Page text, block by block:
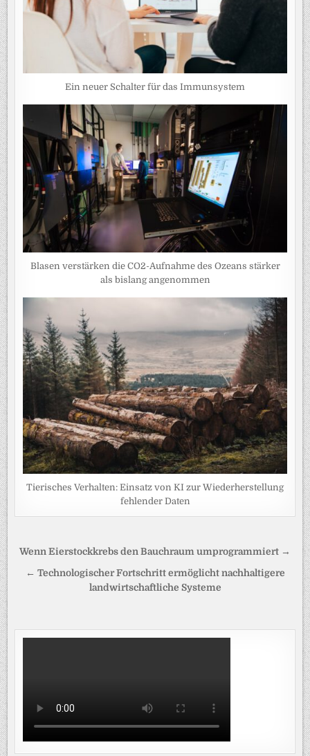
Ein neuer Schalter für das Immunsystem
Blasen verstärken die CO2-Aufnahme des Ozeans stärker
als bislang angenommen
Tierisches Verhalten: Einsatz von KI zur Wiederherstellung
fehlender Daten
Beitragsnavigation
Wenn Eierstockkrebs den Bauchraum umprogrammiert →
← Technologischer Fortschritt ermöglicht nachhaltigere
landwirtschaftliche Systeme